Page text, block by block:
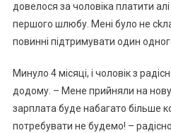
довелося за чоловіка платити
першого шлюбу. Мені було не
повинні підтримувати один
Минуло 4 місяці, і чоловік з
додому. – Мене прийняли на нову
зарплата буде набагато більше
потребувати не будемо! –